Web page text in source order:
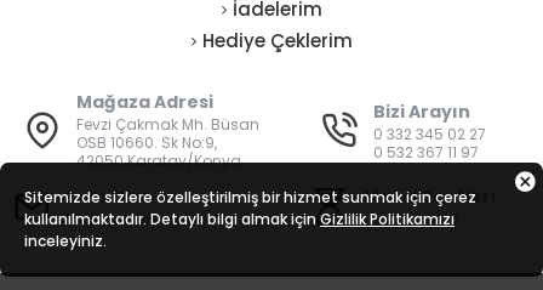
İadelerim
Hediye Çeklerim
Mağaza Adresi
Fevzi Çakmak Mh. Büsan
OSB 10660. Sk No:9,
42050 Karatay/Konya
Bizi Arayın
0 332 345 02 27
0 532 367 11 97
E-Posta
bilgi@vatanisguvenligi.com
Mesai Saatleri
08:00 - 19:00
Sitemizde sizlere özelleştirilmiş bir hizmet sunmak için çerez
kullanılmaktadır. Detaylı bilgi almak için Gizlilik Politikamızı
inceleyiniz.